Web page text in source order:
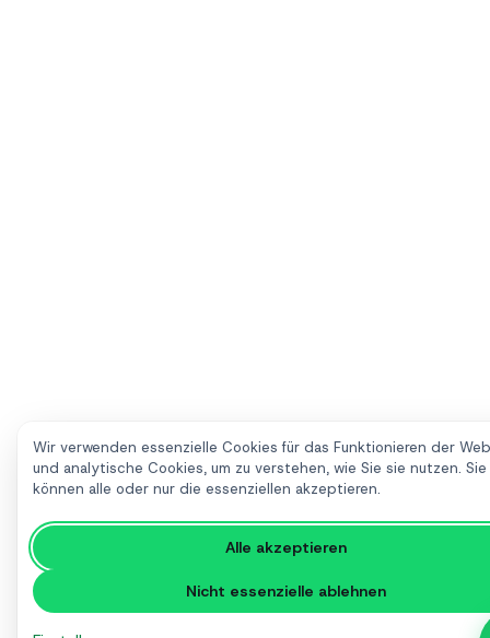
Wir verwenden essenzielle Cookies für das Funktionieren der
und analytische Cookies, um zu verstehen, wie Sie sie nutzen. Sie
können alle oder nur die essenziellen akzeptieren.
Alle akzeptieren
Nicht essenzielle ablehnen